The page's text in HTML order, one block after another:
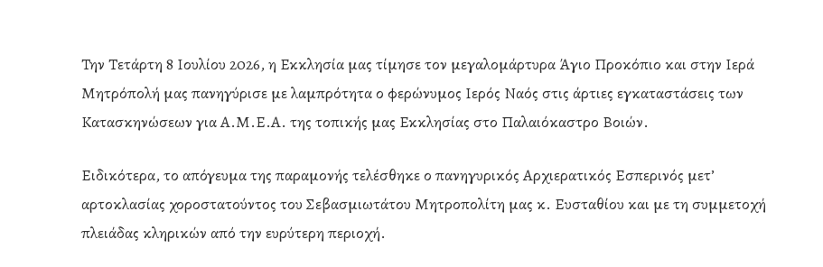
Την Τετάρτη 8 Ιουλίου 2026, η Εκκλησία μας τίμησε τον μεγαλομάρτυρα Άγιο Προκόπιο και στην Ιερά
Μητρόπολή μας πανηγύρισε με λαμπρότητα ο φερώνυμος Ιερός Ναός στις άρτιες εγκαταστάσεις των
Κατασκηνώσεων για Α.Μ.Ε.Α. της τοπικής μας Εκκλησίας στο Παλαιόκαστρο Βοιών.
Ειδικότερα, το απόγευμα της παραμονής τελέσθηκε ο πανηγυρικός Αρχιερατικός Εσπερινός μετ’
αρτοκλασίας χοροστατούντος του Σεβασμιωτάτου Μητροπολίτη μας κ. Ευσταθίου και με τη συμμετοχή
πλειάδας κληρικών από την ευρύτερη περιοχή.